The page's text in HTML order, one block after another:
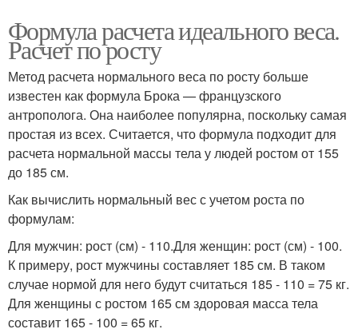
Формула расчета идеального веса.
Расчет по росту
Метод расчета нормального веса по росту больше
известен как формула Брока — французского
антрополога. Она наиболее популярна, поскольку самая
простая из всех. Считается, что формула подходит для
расчета нормальной массы тела у людей ростом от 155
до 185 см.
Как вычислить нормальный вес с учетом роста по
формулам:
Для мужчин: рост (см) - 110.Для женщин: рост (см) - 100.
К примеру, рост мужчины составляет 185 см. В таком
случае нормой для него будут считаться 185 - 110 = 75 кг.
Для женщины с ростом 165 см здоровая масса тела
составит 165 - 100 = 65 кг.